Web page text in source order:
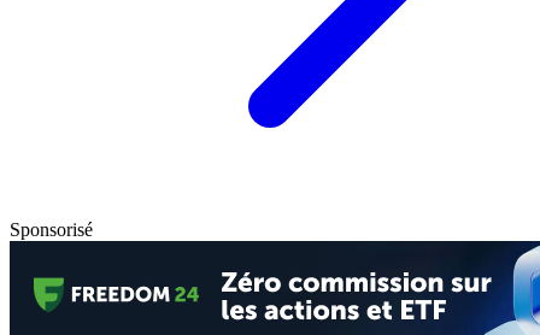
Sponsorisé